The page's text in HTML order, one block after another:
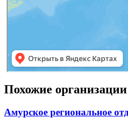
Похожие организации
Амурское региональное